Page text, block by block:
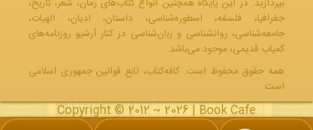
بپردازید. در این پایگاه همچنین انواع کتاب‌های رمان، شعر، تاریخ،
جغرافیا، فلسفه، اسطوره‌شناسی، داستان، ادیان، الهیات،
جامعه‌شناسی، روانشناسی و زبان‌شناسی در کنار آرشیو روزنامه‌های
کمیاب قدیمی، موجود می‌باشد.
همه حقوق محفوظ است. کافه‌کتاب، تابع قوانین جمهوری‌ اسلامی
است.
Copyright © 2012 ~ 2026 | Book Cafe